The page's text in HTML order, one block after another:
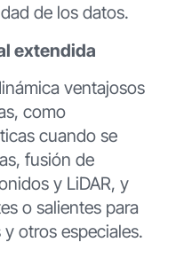
de los datos.
extendida
ventajosos
como
cuando se
fusión de
y LiDAR, y
o salientes para
otros especiales.